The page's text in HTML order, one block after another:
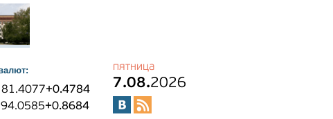
81.4077+0.4784
94.0585+0.8684
пятница
7.08.2026